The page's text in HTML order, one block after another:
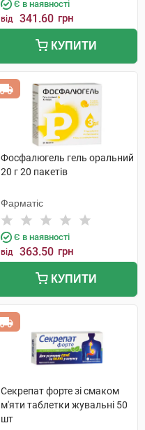
Є в наявності
від 341.60 грн
КУПИТИ
Фосфалюгель гель оральний
20 г 20 пакетів
Фарматіс
Є в наявності
від 363.50 грн
КУПИТИ
Секрепат форте зі смаком
м'яти таблетки жувальні 50
шт